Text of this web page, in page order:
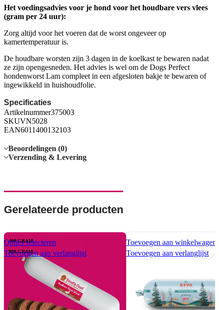
Het voedingsadvies voor je hond voor het houdbare vers vlees
(gram per 24 uur):
Zorg altijd voor het voeren dat de worst ongeveer op
kamertemperatuur is.
De houdbare worsten zijn 3 dagen in de koelkast te bewaren nadat
ze zijn opengesneden. Het advies is wel om de Dogs Perfect
hondenworst Lam compleet in een afgesloten bakje te bewaren of
ingewikkeld in huishoudfolie.
Specificaties
Artikelnummer375003
SKUVN5028
EAN6011400132103
Beoordelingen (0)
Verzending & Levering
Gerelateerde producten
400 GRAM
800 GRAM
Opties selecteren
product
heeft
meerdere
variaties.
Deze
optie
Toevoegen aan verlanglijst
Toevoegen aan winkelwagen
Toevoegen aan verlanglijst